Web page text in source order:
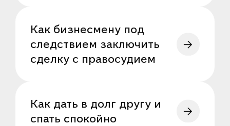
Как бизнесмену под
следствием заключить
сделку с правосудием
Как дать в долг другу и
спать спокойно